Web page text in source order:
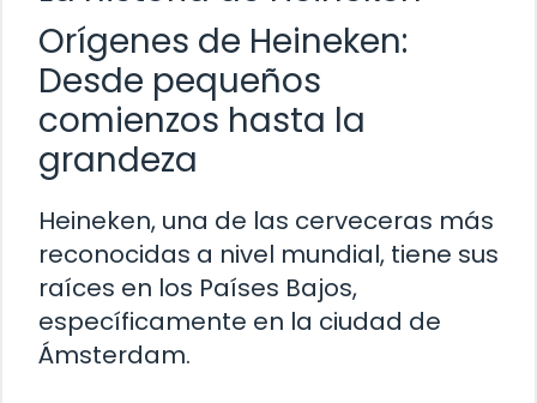
Orígenes de Heineken:
Desde pequeños
comienzos hasta la
grandeza
Heineken, una de las cerveceras más
reconocidas a nivel mundial, tiene sus
raíces en los Países Bajos,
específicamente en la ciudad de
Ámsterdam.